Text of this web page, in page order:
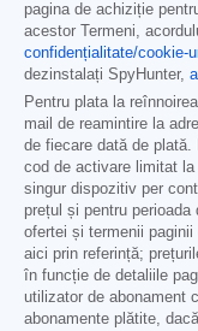
pagina de achiziție
acestor Termeni,
confidențialitate/cookie-
dezinstalați SpyHunter,
Pentru plata la
mail de reamintire la
de fiecare dată de
cod de activare limitat
singur dispozitiv per
prețul și pentru
ofertei și termenii
aici prin referință;
în funcție de detaliile
utilizator de abonament
abonamente plătite,